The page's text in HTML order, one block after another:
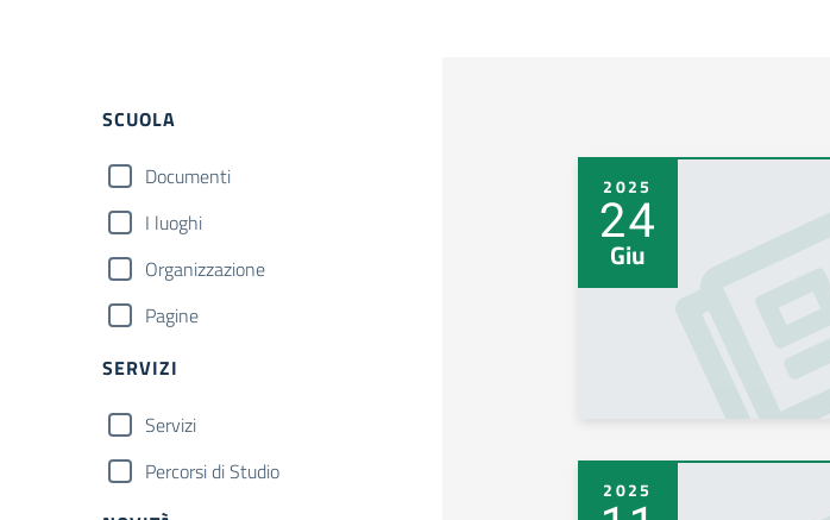
Filtri
SCUOLA
Documenti
I luoghi
Organizzazione
Pagine
SERVIZI
Servizi
Percorsi di Studio
2025
24
Giu
2025